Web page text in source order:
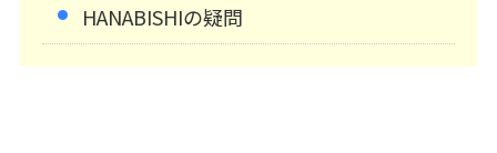
HANABISHIの疑問